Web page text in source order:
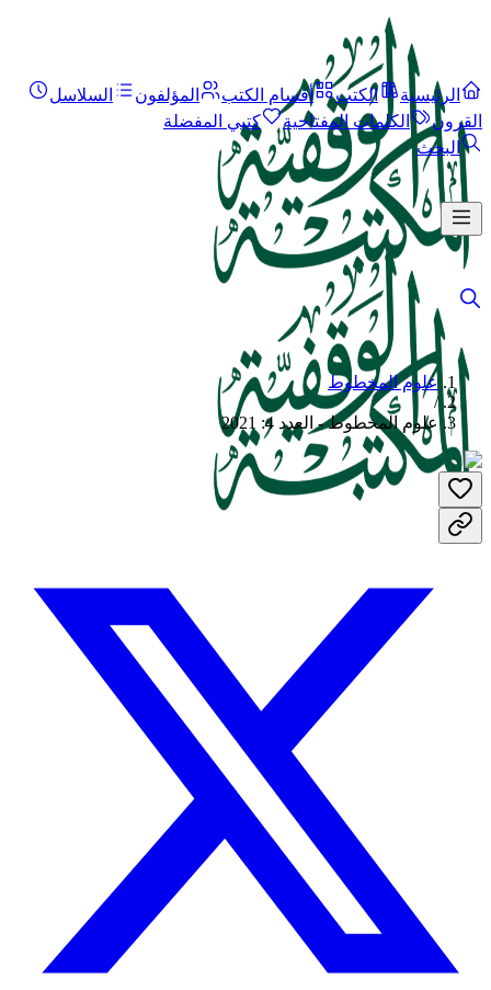
الرئيسية الكتب أقسام الكتب المؤلفون
السلاسل
القرون
الكلمات المفتاحية
كتبي المفضلة
البحث
علوم المخطوط
/
علوم المخطوط - العدد 4: 2021